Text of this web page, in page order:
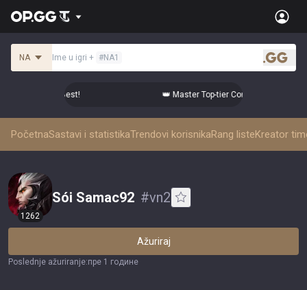
NA Ime u igri + #NA1
.gg
from the Best! 👑 Master Top-tier Comps from the
PočetnaSastavi i statistikaTrendovi korisnikaRang listeKreator
1262
Sói Samac92 #vn2
Ažuriraj
Poslednje ažuriranje:пре 1 године